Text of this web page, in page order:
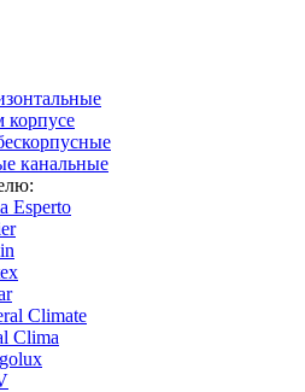
корпусе
канальные
Esperto
Climate
Clima